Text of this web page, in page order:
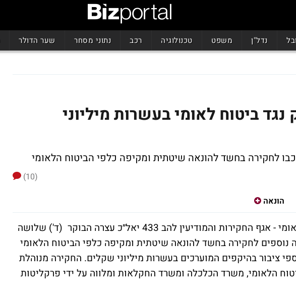
נדל"ן משפט טכנולוגיה רכב נתוני מסחר שער הדולר
ביטוח לאומי בעשרות מיליוני
(10)
הונאה
נחשפה הונאת ענק בביטוח הלאומי - אגף החקירות והמודיעין להב 433 יאל״כ עצרה הבוקר (ד') שלושה
לחקירה בחשד להונאה שיטתית ומקיפה כלפי הביטוח הלאומי
ציבור בהיקפים המוערכים בעשרות מיליוני שקלים. החקירה מנוהלת
הלאומי, משרד הכלכלה ומשרד החקלאות ומלווה על ידי פרקליטות